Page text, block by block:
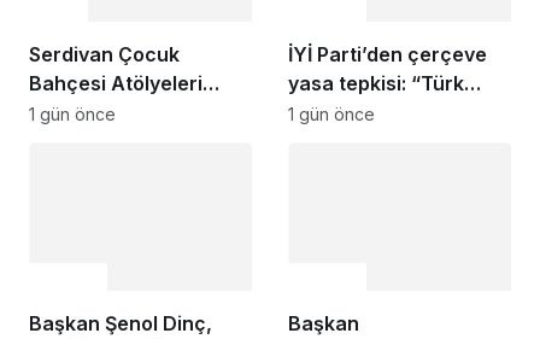
Serdivan Çocuk
Bahçesi Atölyeleri
Başladı
1 gün önce
İYİ Parti’den çerçeve
yasa tepkisi: “Türk
milletine hesap
1 gün önce
Başkan Şenol Dinç,
Başkan